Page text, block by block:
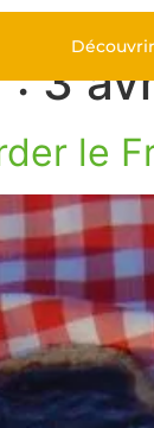
Découvrir
:3
le